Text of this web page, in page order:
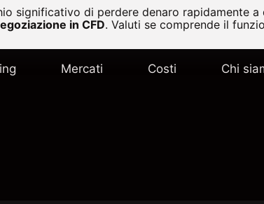
significativo di perdere denaro rapidamente a
in CFD. Valuti se comprende il
Mercati Costi Chi